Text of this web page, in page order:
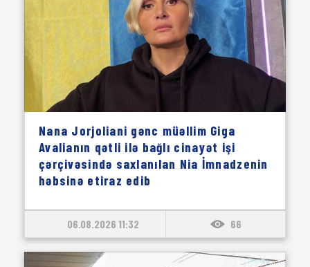
Nana Jorjoliani gənc müəllim Giga
Avalianın qətli ilə bağlı cinayət işi
çərçivəsində saxlanılan Nia İmnadzenin
həbsinə etiraz edib
06.08.2026 11:32 66